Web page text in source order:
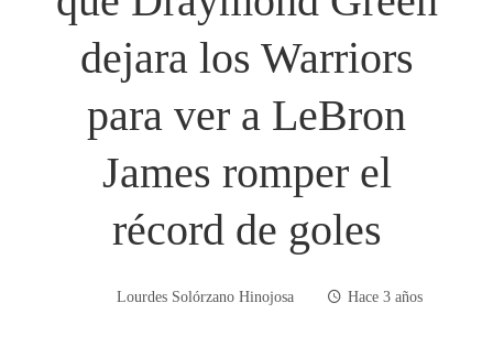
dejara los Warriors
para ver a LeBron
James romper el
récord de goles
Lourdes Solórzano Hinojosa Hace 3 años